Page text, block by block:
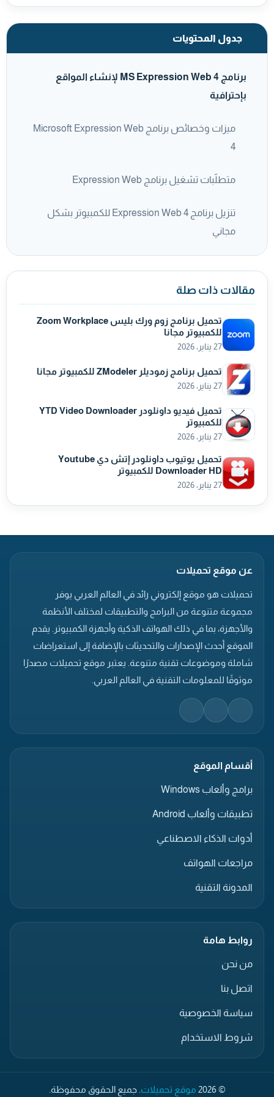
جدول المحتويات
برنامج MS Expression Web 4 لإنشاء المواقع
بإحترافية
ميزات وخصائص برنامج Microsoft Expression Web
4
متطلّبات تشغيل برنامج Expression Web
تنزيل برنامج Expression Web 4 للكمبيوتر بشكل
مجاني
مقالات ذات صلة
تحميل برنامج زوم ورك بليس Zoom Workplace
للكمبيوتر مجانا
27 يناير، 2026
تحميل برنامج زموديلر ZModeler للكمبيوتر مجانا
27 يناير، 2026
تحميل فيديو داونلودر YTD Video Downloader
للكمبيوتر
27 يناير، 2026
تحميل يوتيوب داونلودر إتش دي Youtube
Downloader HD للكمبيوتر
27 يناير، 2026
عن موقع تحميلات
تحميلات هو موقع إلكتروني رائد في العالم العربي يوفر
مجموعة متنوعة من البرامج والتطبيقات لمختلف الأنظمة
والأجهزة، بما في ذلك الهواتف الذكية وأجهزة الكمبيوتر. يقدم
الموقع أحدث الإصدارات والتحديثات بالإضافة إلى استعراضات
شاملة وموضوعات تقنية متنوعة. يعتبر موقع تحميلات مصدرًا
موثوقًا للمعلومات التقنية في العالم العربي.
أقسام الموقع
برامج وألعاب Windows
تطبيقات وألعاب Android
أدوات الذكاء الاصطناعي
مراجعات الهواتف
المدونة التقنية
روابط هامة
من نحن
اتصل بنا
سياسة الخصوصية
شروط الاستخدام
© 2026 موقع تحميلات. جميع الحقوق محفوظة.